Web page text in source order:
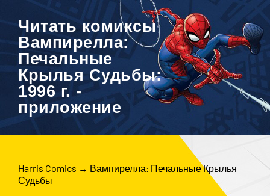
Читать комиксы
Вампирелла:
Печальные
Крылья Судьбы:
1996 г. -
приложение
Harris Comics → Вампирелла: Печальные Крылья
Судьбы